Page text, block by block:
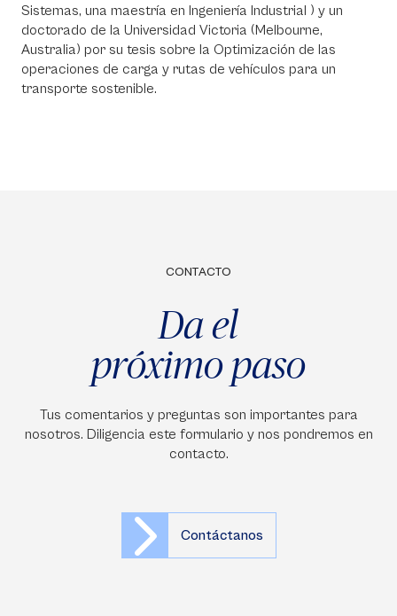
Sistemas, una maestría en Ingeniería Industrial ) y un
doctorado de la Universidad Victoria (Melbourne,
Australia) por su tesis sobre la Optimización de las
operaciones de carga y rutas de vehículos para un
transporte sostenible.
CONTACTO
Da el
próximo paso
Tus comentarios y preguntas son importantes para
nosotros. Diligencia este formulario y nos pondremos en
contacto.
Contáctanos